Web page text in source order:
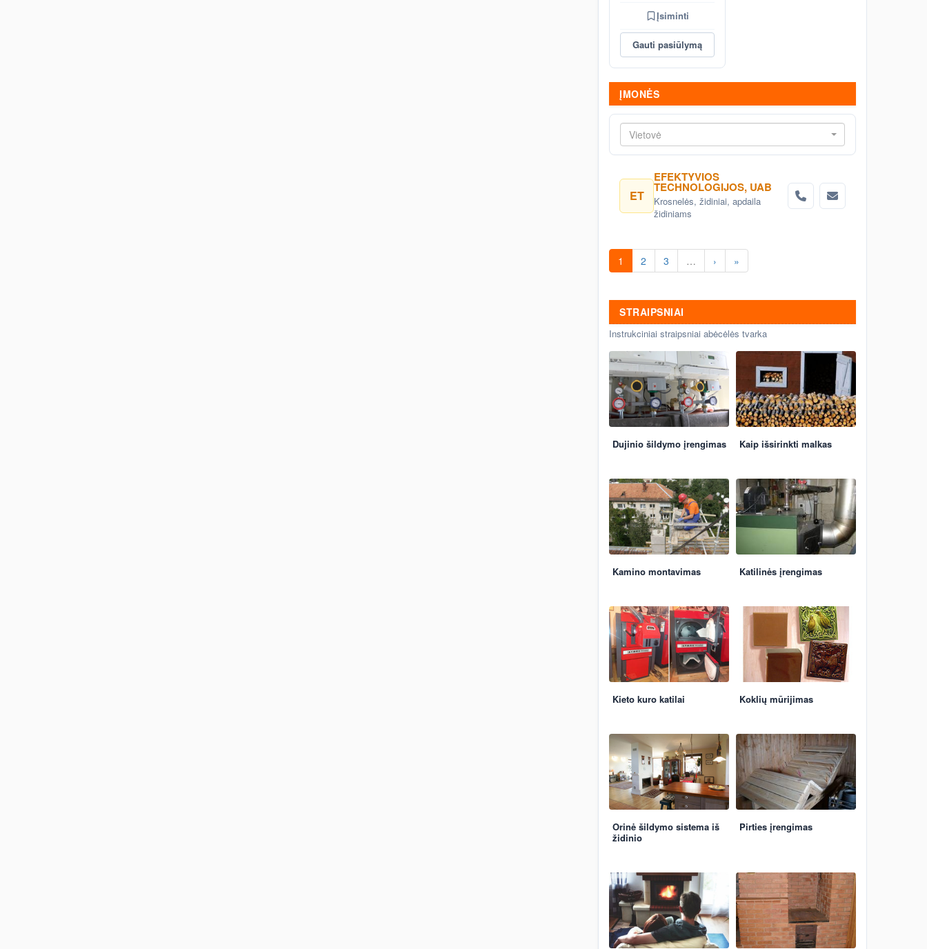
Įsiminti
Gauti pasiūlymą
ĮMONĖS
Vietovė
ET
EFEKTYVIOS
TECHNOLOGIJOS, UAB
Krosnelės, židiniai, apdaila
židiniams
1 2 3 … › »
STRAIPSNIAI
Instrukciniai straipsniai abėcėlės tvarka
Dujinio šildymo įrengimas Kaip išsirinkti malkas
Kamino montavimas Katilinės įrengimas
Kieto kuro katilai Koklių mūrijimas
Orinė šildymo sistema iš
židinio
Pirties įrengimas